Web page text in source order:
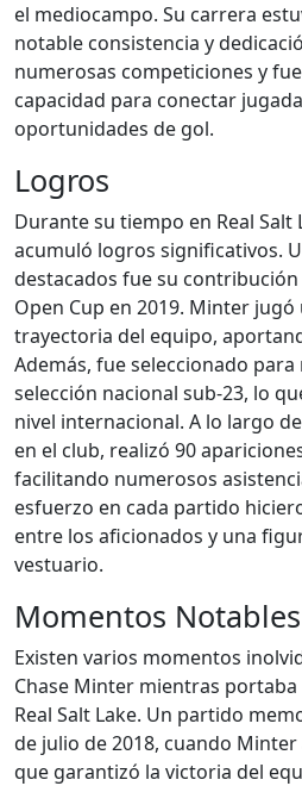
el mediocampo. Su carrera
notable consistencia y
numerosas competiciones y
capacidad para conectar
oportunidades de gol.
Logros
Durante su tiempo en Real Salt
acumuló logros significativos.
destacados fue su
Open Cup en 2019. Minter
trayectoria del equipo,
Además, fue seleccionado
selección nacional sub-23, lo
nivel internacional. A lo largo
en el club, realizó 90
facilitando numerosos
esfuerzo en cada partido
entre los aficionados y una
vestuario.
Momentos Notables
Existen varios momentos
Chase Minter mientras
Real Salt Lake. Un partido
de julio de 2018, cuando
que garantizó la victoria del